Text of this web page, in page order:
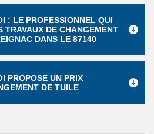
: LE PROFESSIONNEL QUI
TRAVAUX DE CHANGEMENT
DANS LE 87140
PROPOSE UN PRIX
DE TUILE